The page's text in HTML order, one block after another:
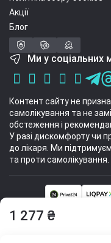
1 277 ₴
Акції
Блог
Ми у соціальних
Контент сайту не
самолікування та не
обстеження і
У разі дискомфорту чи
до лікаря. Ми
та проти самолікування.
Інтернет-магазин